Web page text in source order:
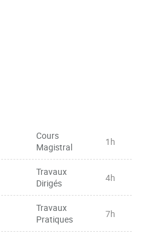
Cours
Magistral
1h
Travaux
Dirigés
4h
Travaux
Pratiques
7h